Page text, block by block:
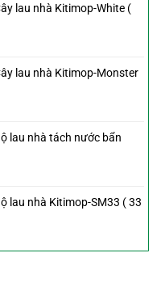
lau nhà Kitimop-White (
lau nhà Kitimop-Monster
lau nhà tách nước bẩn
lau nhà Kitimop-SM33 ( 33